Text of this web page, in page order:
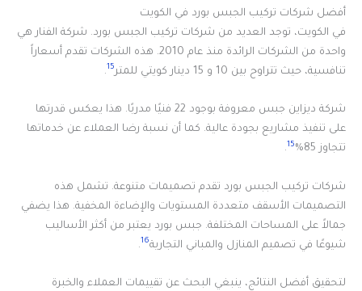
أفضل شركات تركيب الجبس بورد في الكويت
في الكويت، توجد العديد من شركات تركيب الجبس بورد. شركة الفنار هي
واحدة من الشركات الرائدة منذ عام 2010. هذه الشركات تقدم أسعاراً
تنافسية، حيث تتراوح بين 10 و 15 دينار كويتي للمتر
15
.
شركة ديزاين جبس معروفة بوجود 22 فنيًا مدربًا. هذا يعكس قدرتها
على تنفيذ مشاريع بجودة عالية. كما أن نسبة رضا العملاء عن خدماتها
تتجاوز 85%
15
.
شركات تركيب الجبس بورد تقدم تصميمات متنوعة. تشمل هذه
التصميمات الأسقف متعددة المستويات والإضاءة المخفية. هذا يضفي
جمالاً على المساحات المختلفة. جبس بورد يعتبر من أكثر الأساليب
شيوعًا في تصميم المنازل والمباني التجارية16
.
لتحقيق أفضل النتائج، ينبغي البحث عن تقييمات العملاء والخبرة